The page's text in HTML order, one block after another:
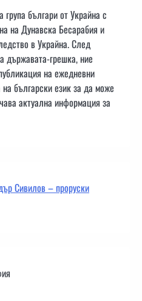
българи от Украйна с
на Дунавска Бесарабия и
в Украйна. След
държавата-грешка, ние
на ежедневни
български език за да може
актуална информация за
Сивилов – проруски